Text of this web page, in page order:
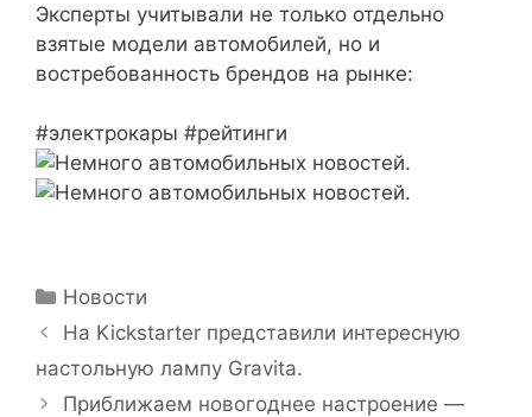
Эксперты учитывали не только отдельно
взятые модели автомобилей, но и
востребованность брендов на рынке:
#электрокары #рейтинги
Рубрики
Новости
На Kickstarter представили интересную
настольную лампу Gravita.
Приближаем новогоднее настроение —